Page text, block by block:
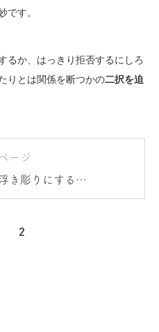
です。
るか、はっきり拒否するにしろ
りとは関係を断つかの二択を迫
ージ
き彫りにするモ
2